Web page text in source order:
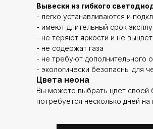
Вывески из гибкого
- легко устанавливаются и
- имеют длительный срок
- не теряют яркости и не
- не содержат газа
- не требуют дополнительного
- экологически безопасны для
Цвета неона
Вы можете выбрать цвет своей
потребуется несколько дней